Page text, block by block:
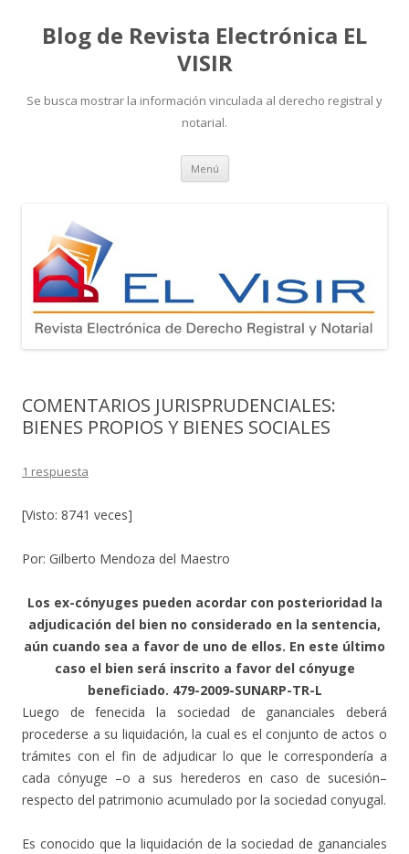
Blog de Revista Electrónica EL
VISIR
Se busca mostrar la información vinculada al derecho registral y
notarial.
Menú Ir
contenido
COMENTARIOS JURISPRUDENCIALES:
BIENES PROPIOS Y BIENES SOCIALES
1 respuesta
[Visto: 8741 veces]
Por: Gilberto Mendoza del Maestro
Los ex-cónyuges pueden acordar con posterioridad la
adjudicación del bien no considerado en la sentencia,
aún cuando sea a favor de uno de ellos. En este último
caso el bien será inscrito a favor del cónyuge
beneficiado. 479-2009-SUNARP-TR-L
Luego de fenecida la sociedad de gananciales deberá
procederse a su liquidación, la cual es el conjunto de actos o
trámites con el fin de adjudicar lo que le correspondería a
cada cónyuge –o a sus herederos en caso de sucesión–
respecto del patrimonio acumulado por la sociedad conyugal.
Es conocido que la liquidación de la sociedad de gananciales